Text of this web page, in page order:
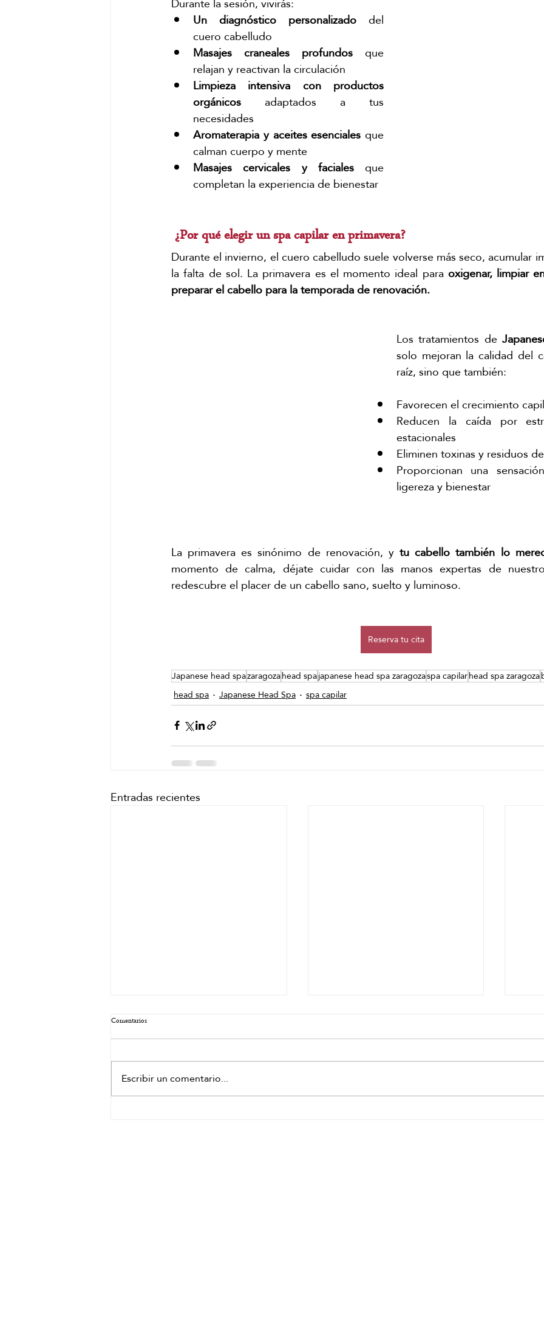
Un diagnóstico personalizado del
cuero cabelludo
Masajes craneales profundos que
relajan y reactivan la circulación
Limpieza intensiva con productos
orgánicos adaptados a tus
necesidades
Aromaterapia y aceites esenciales que
calman cuerpo y mente
Masajes cervicales y faciales que
completan la experiencia de bienestar
¿Por qué elegir un spa capilar en primavera?
Durante el invierno, el cuero cabelludo suele volverse más seco, acumular
la falta de sol. La primavera es el momento ideal para oxigenar, limpiar
preparar el cabello para la temporada de renovación.
Los tratamientos de
solo mejoran la calidad del
raíz, sino que también:
Favorecen el crecimiento
Reducen la caída por
estacionales
Eliminen toxinas y residuos
Proporcionan una
ligereza y bienestar
La primavera es sinónimo de renovación, y tu cabello también lo
momento de calma, déjate cuidar con las manos expertas de
redescubre el placer de un cabello sano, suelto y luminoso.
Reserva tu cita
Japanese head spazaragozahead spajapanese head spa zaragozaspa capilarhead spa zaragoza
head spa
Japanese Head Spa spa capilar
Entradas recientes
Comentarios
Escribir un comentario...